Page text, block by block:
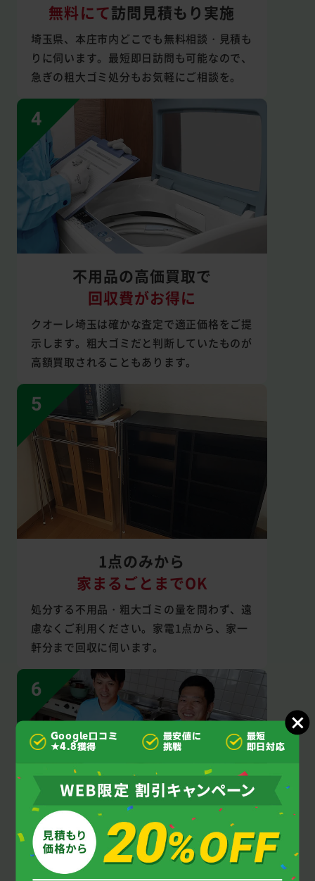
無料にて訪問見積もり実施
埼玉県、本庄市内どこでも無料相談・見積も
りに伺います。最短即日訪問も可能なので、
急ぎの粗大ゴミ処分もお気軽にご相談を。
不用品の高価買取で
回収費がお得に
クオーレ埼玉は確かな査定で適正価格をご提
示します。粗大ゴミだと判断していたものが
高額買取されることもあります。
1点のみから
家まるごとまでOK
処分する不用品・粗大ゴミの量を問わず、遠
慮なくご利用ください。家電1点から、家一
軒分まで回収に伺います。
見積もり後の
追加料金なし
Google口コミ
★4.8獲得
最安値に
挑戦
最短
即日対応